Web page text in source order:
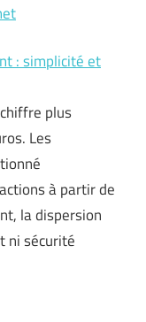
: simplicité et
plus
Les
à partir de
la dispersion
ni sécurité